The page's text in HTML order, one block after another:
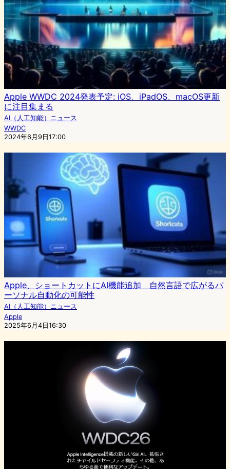
Apple WWDC 2024発表予定: iOS、iPadOS、macOS更新
に注目集まる
AI（人工知能）ニュース
WWDC
2024年6月9日17:00
Apple、ショートカットにAI機能追加 自然言語で広がるパ
ーソナル自動化の可能性
AI（人工知能）ニュース
Apple
2025年6月4日16:30